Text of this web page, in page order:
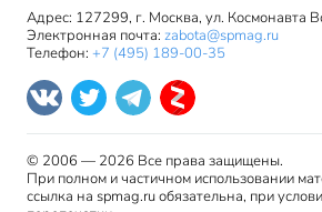
Адрес: 127299, г. Москва, ул. Космонавта
Электронная почта: zabota@spmag.ru
Телефон: +7 (495) 189-00-35
© 2006 — 2026 Все права защищены.
При полном и частичном использовании
ссылка на spmag.ru обязательна, при